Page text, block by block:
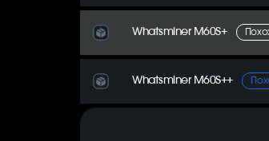
Whatsminer M60S+
Whatsminer M60S++